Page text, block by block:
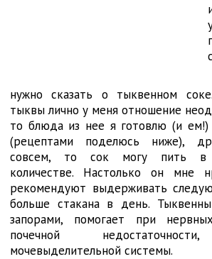
нужно сказать о тыквенном
тыквы лично у меня отношение
то блюда из нее я готовлю (и ем!)
(рецептами поделюсь ниже),
совсем, то сок могу пить в
количестве. Настолько он мне
рекомендуют выдерживать
больше стакана в день.
запорами, помогает при
почечной
мочевыделительной системы.